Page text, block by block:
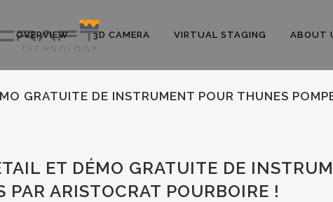
OVERVIEW 3D CAMERA VIRTUAL STAGING ABOUT
GRATUITE DE INSTRUMENT POUR THUNES
ET DÉMO GRATUITE DE
PAR ARISTOCRAT POURBOIRE !